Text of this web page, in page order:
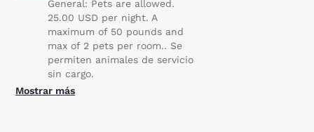
General: Pets are allowed.
25.00 USD per night. A
maximum of 50 pounds and
max of 2 pets per room.. Se
permiten animales de servicio
sin cargo.
Mostrar más